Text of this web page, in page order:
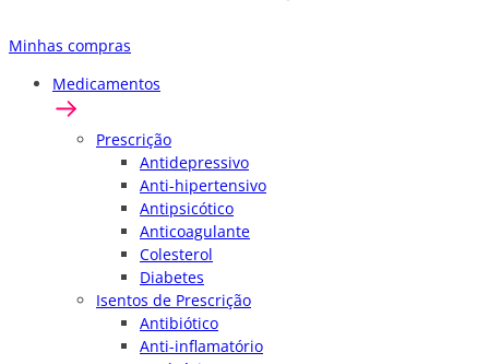
Minhas compras
Medicamentos
Prescrição
Antidepressivo
Anti-hipertensivo
Antipsicótico
Anticoagulante
Colesterol
Diabetes
Isentos de Prescrição
Antibiótico
Anti-inflamatório